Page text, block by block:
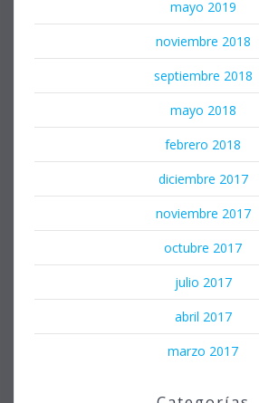
mayo 2019
noviembre 2018
septiembre 2018
mayo 2018
febrero 2018
diciembre 2017
noviembre 2017
octubre 2017
julio 2017
abril 2017
marzo 2017